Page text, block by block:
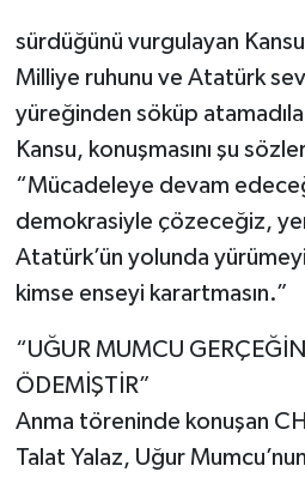
sürdüğünü vurgulayan
Milliye ruhunu ve Atatürk
yüreğinden söküp
Kansu, konuşmasını şu
“Mücadeleye devam
demokrasiyle çözeceğiz,
Atatürk’ün yolunda
kimse enseyi karartmasın.”
“UĞUR MUMCU
ÖDEMİŞTİR”
Anma töreninde konuşan
Talat Yalaz, Uğur